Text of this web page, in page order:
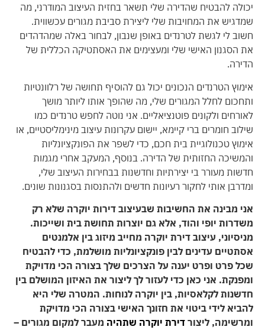
יכולה להבטיח שהדירה שלי תשאר בחזית העיצוב המודרני, מה
שמדגיש את המחויבות שלי ליצירת סביבת מגורים עכשווית.
חשוב לי לגשת לטרנדים באופן שנבון, לבחור באלה שמהדהדים
את הסגנון האישי שלי ומעצימים את האסתטיקה הכללית של
הדירה.
אימוץ הטרנדים הנכונים יכול גם להוסיף תחושה של רלוונטיות
ותחכום לחלל המגורים שלי, מה שהופך אותו ליותר מושך
לאורחים ולקונים פוטנציאליים. אני נוטה לחפש טרנדים כמו
שילוב חומרים ברי קיימא, יישום עקרונות עיצוב מינימליסטיים, או
אימוץ טכנולוגיית בית חכם, כדי לשפר את הפונקציונליות
והמשיכה החזותית של הדירה. בנוסף, המעקב אחרי מגמות
חדשות מעורר בי יצירתיות וחדשנות בבחירות העיצוב שלי,
ומדרבן אותי לחקור רעיונות חדשים ולהתנסות בסגנונות שונים.
אני מבינה את החשיבות שבעיצוב דירות יוקרה שלא רק
משדרות יופי והוד, אלא גם יוצרות תחושת בית ושייכות.
מניסיוני, עיצוב דירת יוקרה מחייב מיזוג בין אלמנטים
אסתטיים עדינים לבין פונקציונליות מושלמת, כדי להבטיח
שכל פרט ופרט יענה על הצרכים שלך בצורה הכי מדויקת
ומפנקת. אני כאן כדי לעזור לך ליצור את האיזון המושלם בין
חדשנות לקלאסיות, בין יוקרה לנוחות. המטרה שלי היא
להביא לידי ביטוי את חזונך האישי בצורה הכי מדויקת
ומרשימה, ליצור דירת יוקרה שתהיה מעבר למקום מגורים –